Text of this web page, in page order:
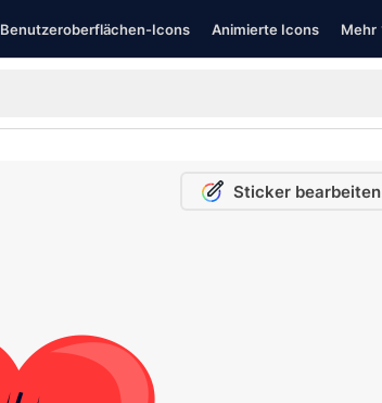
Benutzeroberflächen-Icons Animierte Icons Mehr
Sticker bearbeiten